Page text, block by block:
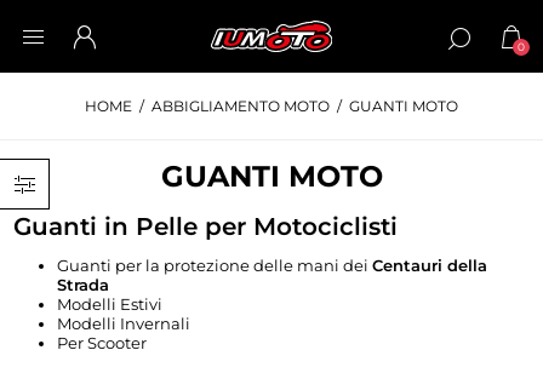
0
HOME / ABBIGLIAMENTO MOTO / GUANTI MOTO
GUANTI MOTO
Guanti in Pelle per Motociclisti
Guanti per la protezione delle mani deiCentauri della
Strada
Modelli Estivi
Modelli Invernali
Per Scooter